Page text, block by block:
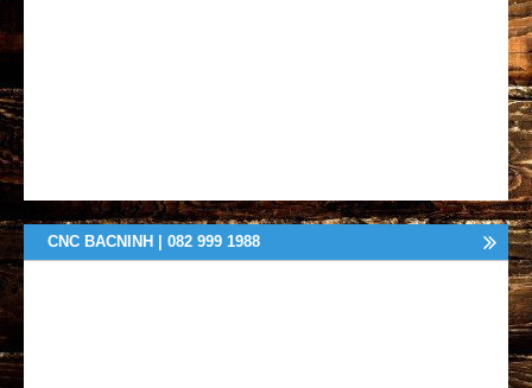
CNC BACNINH | 082 999 1988